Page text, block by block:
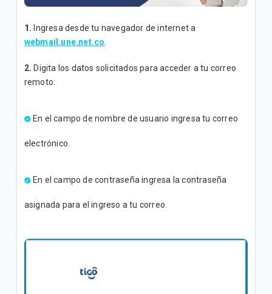
¿Qué hago si mi conexión no funciona luego de la
¿Cómo afecta el tipo de celular a la navegación
VER MÁS
1. Ingresa desde tu navegador de internet a
webmail.une.net.co.
2. Digita los datos solicitados para acceder a tu correo
remoto:
En el campo de nombre de usuario ingresa tu correo
electrónico.
En el campo de contraseña ingresa la contraseña
asignada para el ingreso a tu correo.